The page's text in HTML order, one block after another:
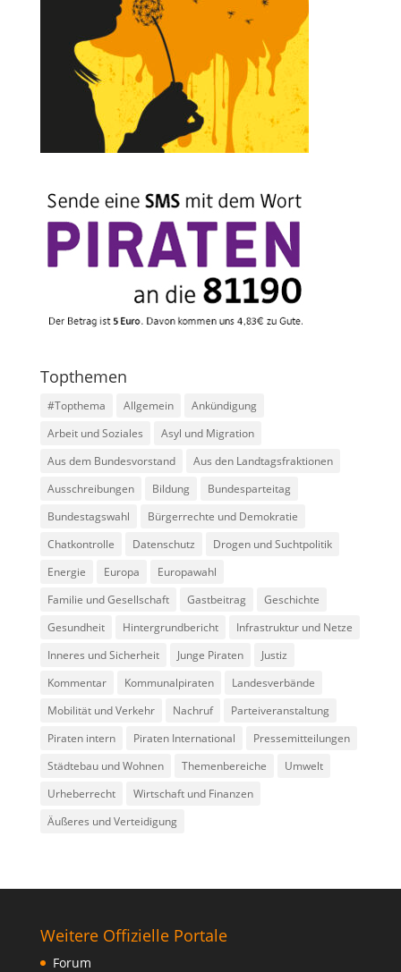
Topthemen
#Topthema Allgemein
Ankündigung
Arbeit und Soziales
Asyl und Migration
Aus dem Bundesvorstand
Aus den Landtagsfraktionen
Ausschreibungen
Bildung
Bundesparteitag
Bundestagswahl
Bürgerrechte und Demokratie
Chatkontrolle
Datenschutz
Drogen und Suchtpolitik
Energie
Europa
Europawahl
Familie und Gesellschaft
Gastbeitrag
Geschichte
Gesundheit
Hintergrundbericht
Infrastruktur und Netze
Inneres und Sicherheit
Junge Piraten
Justiz
Kommentar
Kommunalpiraten
Landesverbände
Mobilität und Verkehr
Nachruf
Parteiveranstaltung
Piraten intern
Piraten International
Pressemitteilungen
Städtebau und Wohnen
Themenbereiche
Umwelt
Urheberrecht
Wirtschaft und Finanzen
Äußeres und Verteidigung
Weitere Offizielle Portale
Forum